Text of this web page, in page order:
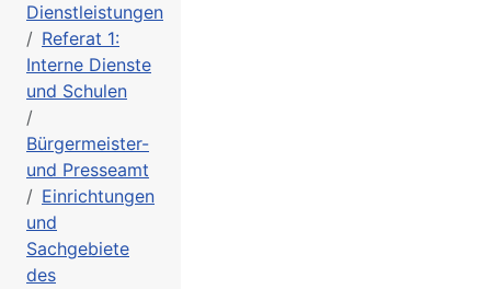
Dienstleistungen
Referat 1:
Interne Dienste
und Schulen
Bürgermeister-
und Presseamt
Einrichtungen
und
Sachgebiete
des